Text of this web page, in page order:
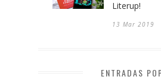
Literup!
13 Mar 2019
ENTRADAS